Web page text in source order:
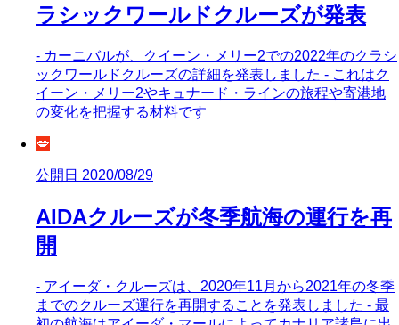
ラシックワールドクルーズが発表
- カーニバルが、クイーン・メリー2での2022年のクラシ
ックワールドクルーズの詳細を発表しました - これはク
イーン・メリー2やキュナード・ラインの旅程や寄港地
の変化を把握する材料です
💋
公開日 2020/08/29
AIDAクルーズが冬季航海の運行を再
開
- アイーダ・クルーズは、2020年11月から2021年の冬季
までのクルーズ運行を再開することを発表しました - 最